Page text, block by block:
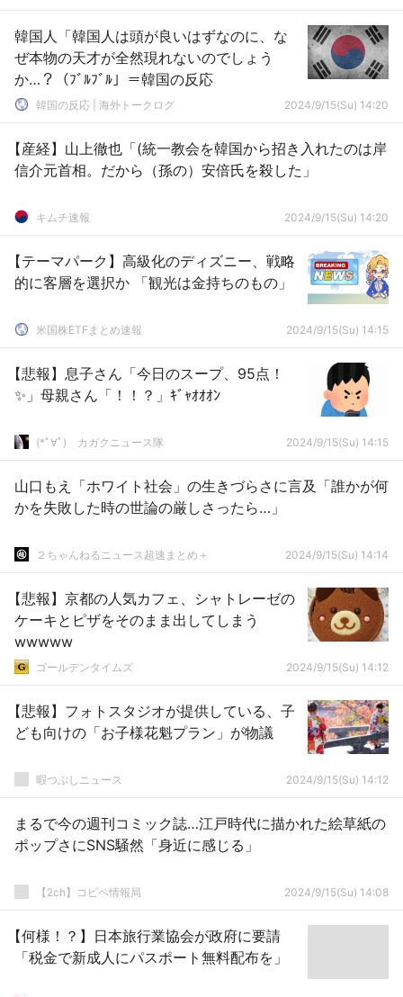
韓国人「韓国人は頭が良いはずなのに、な
ぜ本物の天才が全然現れないのでしょう
か…？（ﾌﾞﾙﾌﾞﾙ」＝韓国の反応
韓国の反応 | 海外トークログ 2024/9/15(Su) 14:20
【産経】山上徹也「(統一教会を韓国から招き入れたのは岸
信介元首相。だから（孫の）安倍氏を殺した」
キムチ速報 2024/9/15(Su) 14:20
【テーマパーク】高級化のディズニー、戦略
的に客層を選択か 「観光は金持ちのもの」
米国株ETFまとめ速報 2024/9/15(Su) 14:15
【悲報】息子さん「今日のスープ、95点！
✨」母親さん「！！？」ｷﾞｬｵｵｵﾝ
(*ﾟ∀ﾟ)ゞカガクニュース隊 2024/9/15(Su) 14:15
山口もえ「ホワイト社会」の生きづらさに言及「誰かが何
かを失敗した時の世論の厳しさったら…」
２ちゃんねるニュース超速まとめ＋ 2024/9/15(Su) 14:14
【悲報】京都の人気カフェ、シャトレーゼの
ケーキとピザをそのまま出してしまう
wwwww
ゴールデンタイムズ 2024/9/15(Su) 14:12
【悲報】フォトスタジオが提供している、子
ども向けの「お子様花魁プラン」が物議
暇つぶしニュース 2024/9/15(Su) 14:12
まるで今の週刊コミック誌…江戸時代に描かれた絵草紙の
ポップさにSNS騒然「身近に感じる」
【2ch】コピペ情報局 2024/9/15(Su) 14:08
【何様！？】日本旅行業協会が政府に要請
「税金で新成人にパスポート無料配布を」